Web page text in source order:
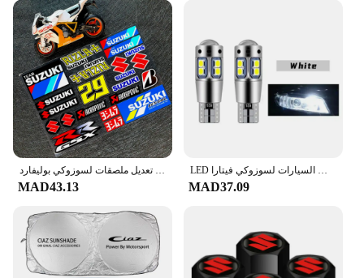
دراجة نارية عاكسة تعديل ملصقات لسوزوكي بوليفارد C50 US125 GSX150 سكوتر خوذة سباق مقاوم للماء الشارات الزخرفية
MAD43.13
LED ضوء وقوف السيارات لسوزوكي فيتارا ، T10 ، W5W ، مصباح التخليص ، والاكسسوارات ، 2015 ، 2016 ، 2017 ، 2018 ، 2019 ، 2020 ، 2 قطعة
MAD37.09